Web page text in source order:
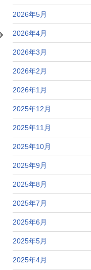
2026年5月
2026年4月
2026年3月
2026年2月
2026年1月
2025年12月
2025年11月
2025年10月
2025年9月
2025年8月
2025年7月
2025年6月
2025年5月
2025年4月